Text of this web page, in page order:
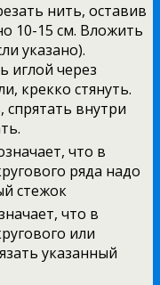
нить, оставив
10-15 см. Вложить
указано).
иглой через
крекко стянуть.
спрятать внутри
что в
ряда надо
стежок
что в
или
указанный